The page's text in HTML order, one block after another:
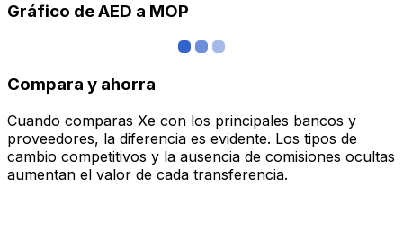
Gráfico de AED a MOP
Compara y ahorra
Cuando comparas Xe con los principales bancos y
proveedores, la diferencia es evidente. Los tipos de
cambio competitivos y la ausencia de comisiones ocultas
aumentan el valor de cada transferencia.